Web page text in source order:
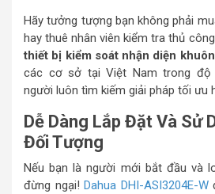
Hãy tưởng tượng bạn không phải
hay thuê nhân viên kiểm tra thủ
thiết bị kiểm soát nhận diện
các cơ sở tại Việt Nam trong độ
người luôn tìm kiếm giải pháp tối ưu
Dễ Dàng Lắp Đặt Và Sử
Đối Tượng
Nếu bạn là người mới bắt đầu và
đừng ngại! Dahua DHI-ASI3204E-W